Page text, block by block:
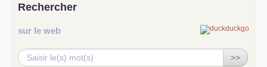
Rechercher
sur le web
>>